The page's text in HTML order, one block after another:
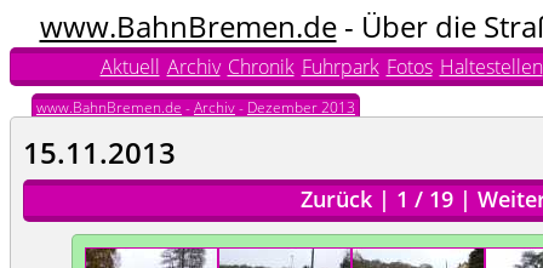
www.BahnBremen.de- Über die
Aktuell Archiv Chronik Fuhrpark Fotos Haltestellen
www.BahnBremen.de -Archiv- Dezember 2013
15.11.2013
Zurück | 1 / 19 |